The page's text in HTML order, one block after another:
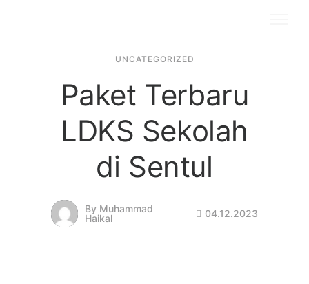
UNCATEGORIZED
Paket Terbaru
LDKS Sekolah
di Sentul
By Muhammad
Haikal
04.12.2023